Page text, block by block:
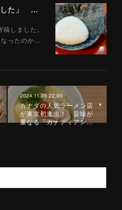
「数百万円の売上は諦めました」 全東信破産で飲食店はどうなったのか？ 被害を受けた飲食店店主に聞いた（Yahoo!ニュース）7/17
しました。
ったのか…
2024.11.05 22:00
カナダの人気ラーメン店
が東京初進出！ 旨味が
重なる「カナディアン…